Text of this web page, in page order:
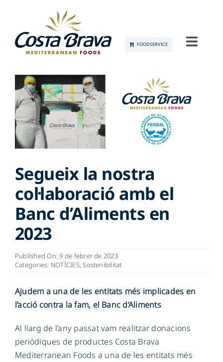
content
FOODSERVICE
SOSTENIBILITAT
PRODUCTES
OCUPACIÓ
CONTACTE
CA
Segueix la nostra
col·laboració amb el
Banc d’Aliments en
2023
Published On: 9 de febrer de 2023
Categories: NOTÍCIES, Sostenibilitat
Ajudem a una de les entitats més implicades en
l’acció contra la fam, el Banc d’Aliments
Al llarg de l’any passat vam realitzar donacions
periòdiques de productes Costa Brava
Mediterranean Foods a una de les entitats més